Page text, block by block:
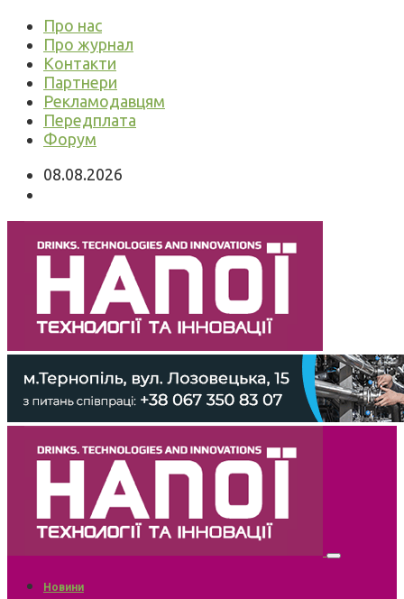
Про нас
Про журнал
Контакти
Партнери
Рекламодавцям
Передплата
Форум
08.08.2026
Новини